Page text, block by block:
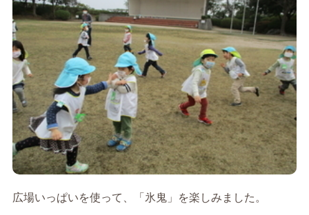
広場いっぱいを使って、「氷鬼」を楽しみました。